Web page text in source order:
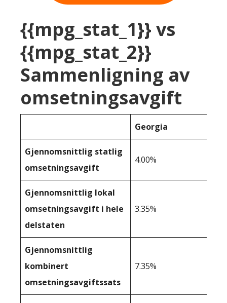
{{mpg_stat_1}} vs
{{mpg_stat_2}}
Sammenligning av
omsetningsavgift
Georgia
Gjennomsnittlig statlig
omsetningsavgift
4.00%
Gjennomsnittlig lokal
omsetningsavgift i hele
delstaten
3.35%
Gjennomsnittlig
kombinert
omsetningsavgiftssats
7.35%